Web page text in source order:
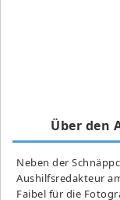
Über den
Neben der
Aushilfsredakteur
Faibel für die